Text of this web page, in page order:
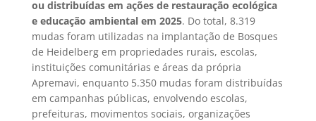
ou distribuídas em ações de restauração ecológica
e educação ambiental em 2025. Do total, 8.319
mudas foram utilizadas na implantação de Bosques
de Heidelberg em propriedades rurais, escolas,
instituições comunitárias e áreas da própria
Apremavi, enquanto 5.350 mudas foram distribuídas
em campanhas públicas, envolvendo escolas,
prefeituras, movimentos sociais, organizações